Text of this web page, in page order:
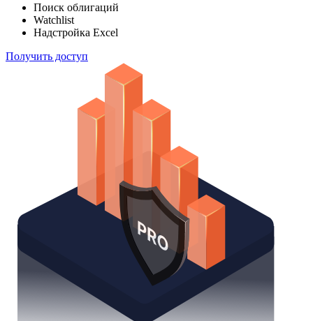
Поиск облигаций
Watchlist
Надстройка Excel
Получить доступ